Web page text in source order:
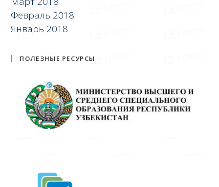
Февраль 2018
Январь 2018
ПОЛЕЗНЫЕ РЕСУРСЫ